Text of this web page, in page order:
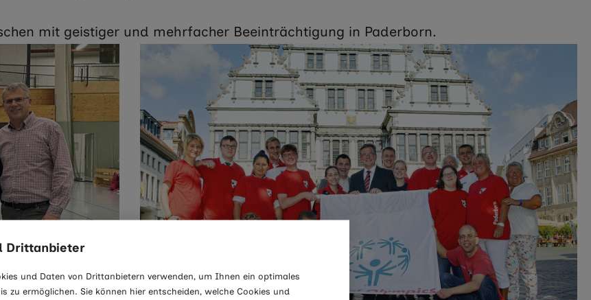
Drittanbieter
und Daten von Drittanbietern verwenden, um Ihnen ein optimales
zu ermöglichen. Sie können hier entscheiden, welche Cookies und
mit geistiger und mehrfacher Beeinträchtigung in Paderborn.